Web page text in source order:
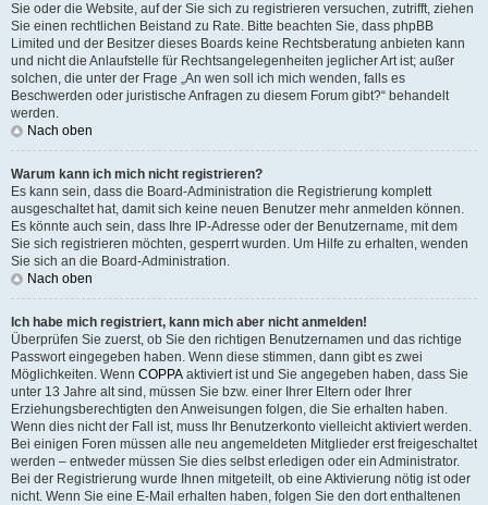
Sie oder die Website, auf der Sie sich zu registrieren versuchen, zutrifft, ziehen
Sie einen rechtlichen Beistand zu Rate. Bitte beachten Sie, dass phpBB
Limited und der Besitzer dieses Boards keine Rechtsberatung anbieten kann
und nicht die Anlaufstelle für Rechtsangelegenheiten jeglicher Art ist; außer
solchen, die unter der Frage „An wen soll ich mich wenden, falls es
Beschwerden oder juristische Anfragen zu diesem Forum gibt?“ behandelt
werden.
Nach oben
Warum kann ich mich nicht registrieren?
Es kann sein, dass die Board-Administration die Registrierung komplett
ausgeschaltet hat, damit sich keine neuen Benutzer mehr anmelden können.
Es könnte auch sein, dass Ihre IP-Adresse oder der Benutzername, mit dem
Sie sich registrieren möchten, gesperrt wurden. Um Hilfe zu erhalten, wenden
Sie sich an die Board-Administration.
Nach oben
Ich habe mich registriert, kann mich aber nicht anmelden!
Überprüfen Sie zuerst, ob Sie den richtigen Benutzernamen und das richtige
Passwort eingegeben haben. Wenn diese stimmen, dann gibt es zwei
Möglichkeiten. Wenn COPPA aktiviert ist und Sie angegeben haben, dass Sie
unter 13 Jahre alt sind, müssen Sie bzw. einer Ihrer Eltern oder Ihrer
Erziehungsberechtigten den Anweisungen folgen, die Sie erhalten haben.
Wenn dies nicht der Fall ist, muss Ihr Benutzerkonto vielleicht aktiviert werden.
Bei einigen Foren müssen alle neu angemeldeten Mitglieder erst freigeschaltet
werden – entweder müssen Sie dies selbst erledigen oder ein Administrator.
Bei der Registrierung wurde Ihnen mitgeteilt, ob eine Aktivierung nötig ist oder
nicht. Wenn Sie eine E-Mail erhalten haben, folgen Sie den dort enthaltenen